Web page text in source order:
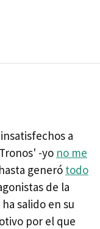
a
-yo no me
generó todo
de la
ha salido en su
por el que